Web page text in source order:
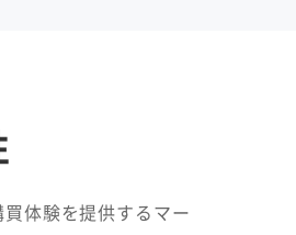
体験を提供するマー